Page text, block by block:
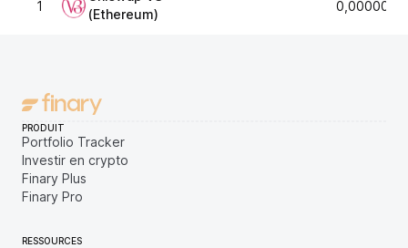
1
(Ethereum)
PRODUIT
Portfolio Tracker
Investir en crypto
Finary Plus
Finary Pro
RESSOURCES